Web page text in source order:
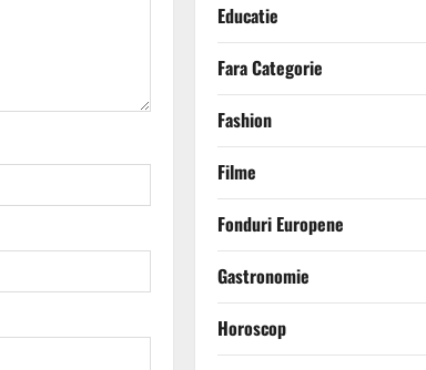
Educatie
Fara Categorie
Fashion
Filme
Fonduri Europene
Gastronomie
Horoscop